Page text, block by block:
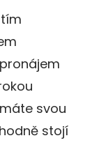
svou
stojí